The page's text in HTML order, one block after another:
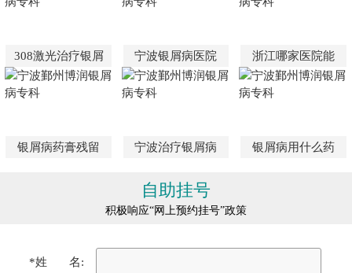
308激光治疗银屑 宁波银屑病医院 浙江哪家医院能
银屑病药膏残留 宁波治疗银屑病 银屑病用什么药
自助挂号
积极响应“网上预约挂号”政策
*姓 名: